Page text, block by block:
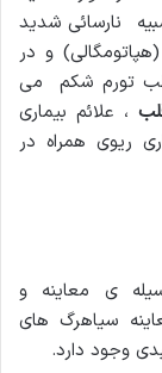
نارسائى شدید
و در
قلب تورم شکم می
، علائم بیماری
ریوی همراه در
ی معاینه و
سیاهرگ های
وجود دارد.